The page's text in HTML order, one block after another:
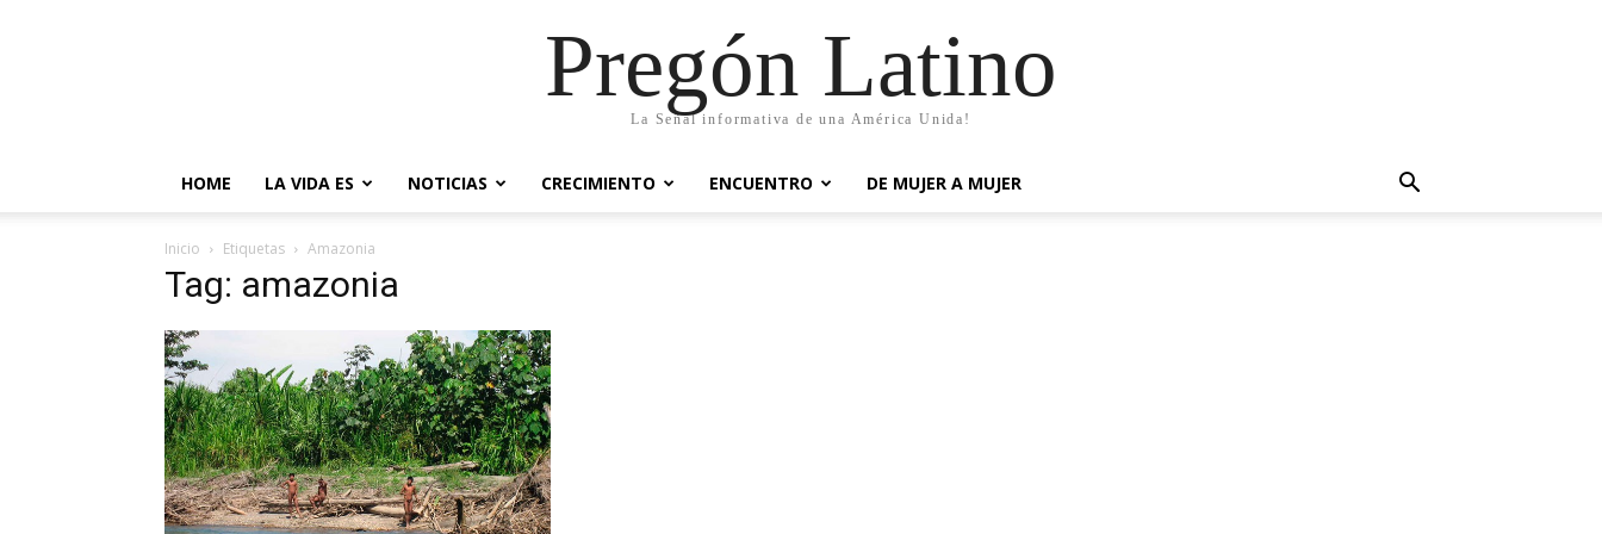
Pregón Latino
La Señal informativa de una América Unida!
HOME LA VIDA ES NOTICIAS CRECIMIENTO ENCUENTRO DE MUJER A MUJER
Inicio Etiquetas Amazonia
Tag: amazonia